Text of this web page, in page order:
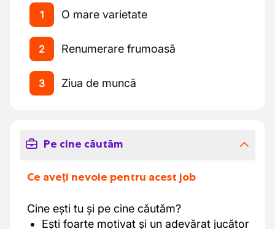
1 O mare varietate
2 Renumerare frumoasă
3 Ziua de muncă
Pe cine căutăm
Ce aveți nevoie pentru acest job
Cine ești tu și pe cine căutăm?
Ești foarte motivat și un adevărat jucător